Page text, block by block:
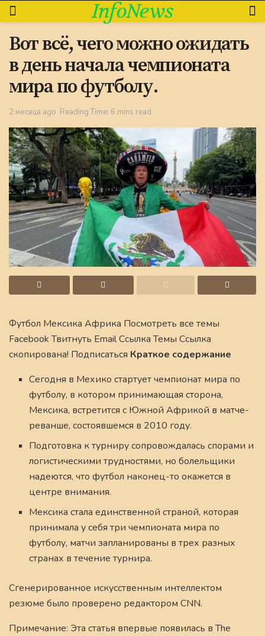
InfoNews
Вот всё, чего можно ожидать
в день начала чемпионата
мира по футболу.
2 месяца ago Reading Time: 6 mins read
Футбол Мексика Африка Посмотреть все темы
Facebook Твитнуть Email Ссылка Темы Ссылка
скопирована! Подписаться Краткое содержание
Сегодня в Мехико стартует чемпионат мира по
футболу, в котором принимающая сторона,
Мексика, встретится с Южной Африкой в матче-
реванше, состоявшемся в 2010 году.
Подготовка к турниру сопровождалась спорами и
логистическими трудностями, но болельщики
надеются, что футбол наконец-то окажется в
центре внимания.
Мексика стала единственной страной, которая
принимала у себя три чемпионата мира по
футболу, матчи запланированы в трех разных
странах в течение турнира.
Сгенерированное искусственным интеллектом
резюме было проверено редактором CNN.
Примечание: Эта статья впервые появилась в The